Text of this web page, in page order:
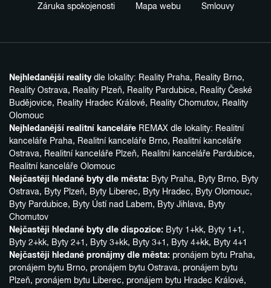
Záruka spokojenosti Mapa webu Smlouvy
Nejhledanější realitydle lokality: Reality Praha, Reality Brno,
Reality Ostrava, Reality Plzeň, Reality Pardubice, Reality České
Budějovice, Reality Hradec Králové, Reality Chomutov, Reality
Olomouc
Nejhledanější realitní kanceláře REMAX dle lokality: Realitní
kanceláře Praha, Realitní kanceláře Brno, Realitní kanceláře
Ostrava, Realitní kanceláře Plzeň, Realitní kanceláře Pardubice,
Realitní kanceláře Olomouc
Nejčastěji hledané byty dle města: Byty Praha, Byty Brno, Byty
Ostrava, Byty Plzeň, Byty Liberec, Byty Hradec, Byty Olomouc,
Byty Pardubice, Byty Ústí nad Labem, Byty Jihlava, Byty
Chomutov
Nejčastěji hledané byty dle dispozice: Byty 1+kk, Byty 1+1 ,
Byty 2+kk, Byty 2+1 , Byty 3+kk, Byty 3+1 , Byty 4+kk, Byty 4+1
Nejčastěji hledané pronájmy dle města: pronájem bytu Praha,
pronájem bytu Brno, pronájem bytu Ostrava, pronájem bytu
Plzeň, pronájem bytu Liberec, pronájem bytu Hradec Králové,